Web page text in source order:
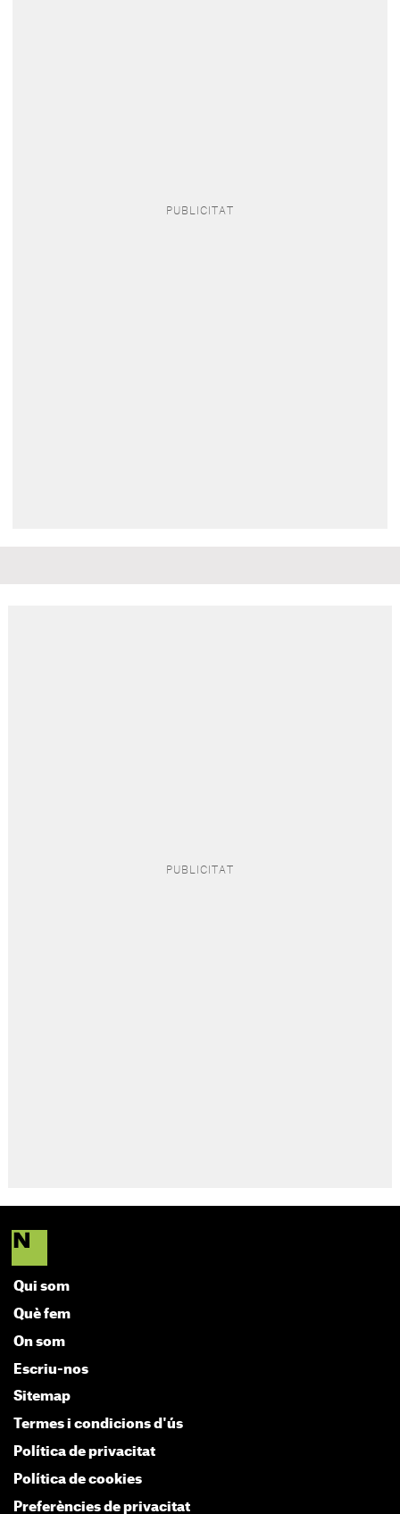
Qui som
Què fem
On som
Escriu-nos
Sitemap
Termes i condicions d'ús
Política de privacitat
Política de cookies
Preferències de privacitat